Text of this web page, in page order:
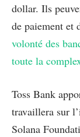
dollar. Ils
de paiement et
volonté des
toute la
Toss Bank
travaillera sur
Solana